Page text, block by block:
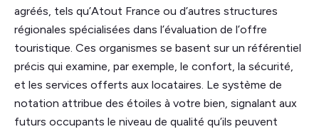
agréés, tels qu’Atout France ou d’autres structures
régionales spécialisées dans l’évaluation de l’offre
touristique. Ces organismes se basent sur un référentiel
précis qui examine, par exemple, le confort, la sécurité,
et les services offerts aux locataires. Le système de
notation attribue des étoiles à votre bien, signalant aux
futurs occupants le niveau de qualité qu’ils peuvent